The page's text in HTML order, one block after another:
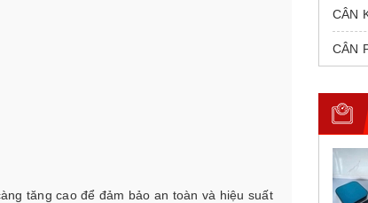
tăng cao để đảm bảo an toàn và hiệu suất
CÂN
CÂN